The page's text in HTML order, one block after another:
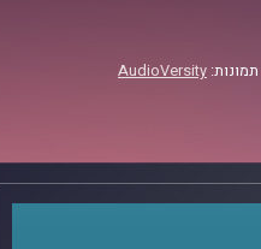
AudioVersity